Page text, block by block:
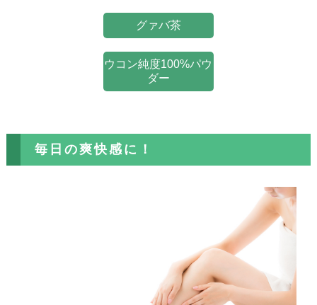
グァバ茶
ウコン純度100%パウ
ダー
毎日の爽快感に！